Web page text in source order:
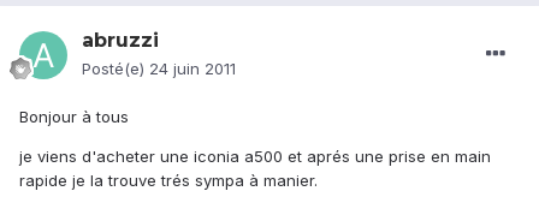
abruzzi
Posté(e) 24 juin 2011
Bonjour à tous
je viens d'acheter une iconia a500 et aprés une prise en main
rapide je la trouve trés sympa à manier.